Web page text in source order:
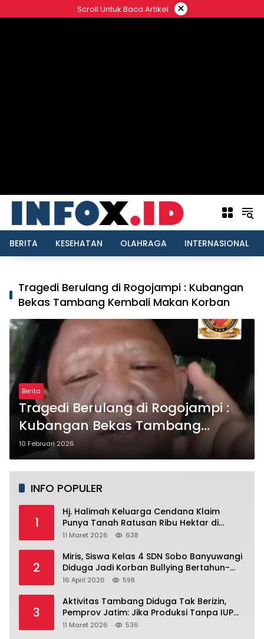
ke
Scroll Untuk Baca Artikel ×
BERITA KESEHATAN OLAHRAGA INTERNASIONAL
Tragedi Berulang di Rogojampi : Kubangan
Bekas Tambang Kembali Makan Korban
Berita
Tragedi Berulang di Rogojampi :
Kubangan Bekas Tambang
Kembali Makan Korban
10 Februari 2026
INFO POPULER
1
Hj. Halimah Keluarga Cendana Klaim
Punya Tanah Ratusan Ribu Hektar di
Banyuwangi.
11 Maret 2026 638
2
Miris, Siswa Kelas 4 SDN Sobo Banyuwangi
Diduga Jadi Korban Bullying Bertahun-
tahun, Terjadi di Depan Masjid Perumahan
16 April 2026 598
3
Aktivitas Tambang Diduga Tak Berizin,
Pemprov Jatim: Jika Produksi Tanpa IUP
Itu Pelanggaran Hukum
11 Maret 2026 536